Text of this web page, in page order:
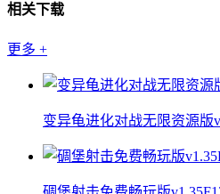
相关下载
更多 +
变异龟进化对战无限资源版